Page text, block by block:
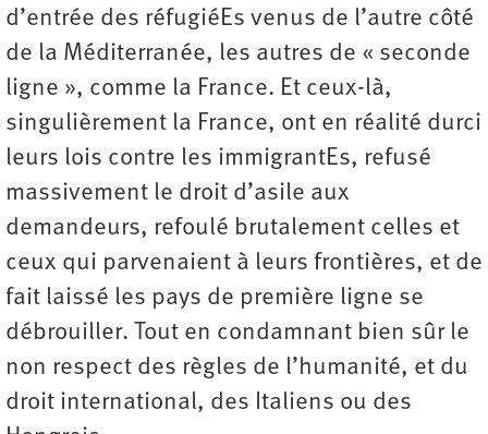
d’entrée des réfugiéEs venus de l’autre côté
de la Méditerranée, les autres de « seconde
ligne », comme la France. Et ceux-là,
singulièrement la France, ont en réalité durci
leurs lois contre les immigrantEs, refusé
massivement le droit d’asile aux
demandeurs, refoulé brutalement celles et
ceux qui parvenaient à leurs frontières, et de
fait laissé les pays de première ligne se
débrouiller. Tout en condamnant bien sûr le
non respect des règles de l’humanité, et du
droit international, des Italiens ou des